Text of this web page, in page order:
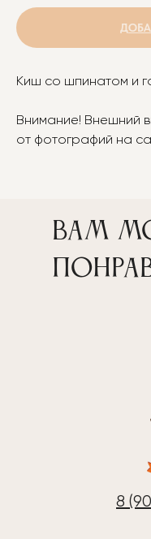
Киш со шпинатом и
Внимание! Внешний
от фотографий на
Вам
8